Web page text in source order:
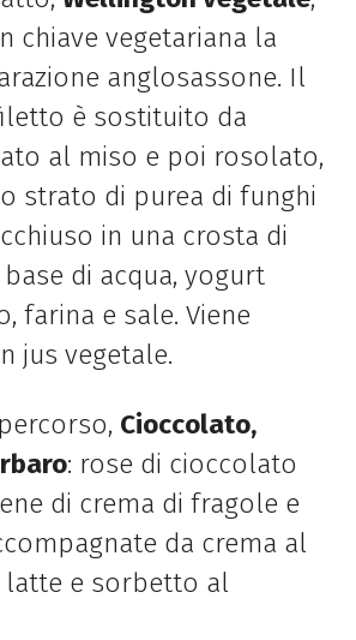
chiave vegetariana la
anglosassone. Il
è sostituito da
al miso e poi rosolato,
strato di purea di funghi
in una crosta di
di acqua, yogurt
farina e sale. Viene
jus vegetale.
Cioccolato,
: rose di cioccolato
di crema di fragole e
da crema al
e sorbetto al